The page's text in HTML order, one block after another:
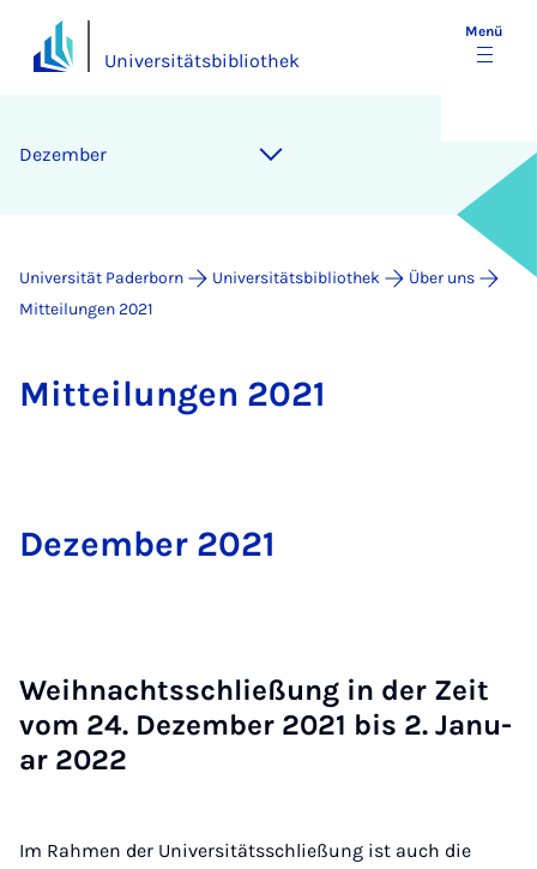
Universitätsbibliothek
Menü
Dezember
Universität Paderborn Universitätsbibliothek
Über uns
Mitteilungen 2021
Mit­tei­lun­gen 2021
De­zem­ber 2021
Weih­nachts­schlie­ßung in der Zeit
vom 24. De­zem­ber 2021 bis 2. Ja­nu­
ar 2022
Im Rahmen der Universitätsschließung ist auch die